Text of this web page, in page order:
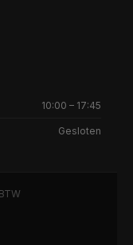
10:00 – 17:45
Gesloten